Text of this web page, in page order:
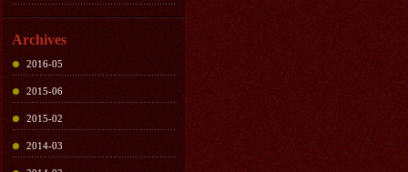
Archives
2016-05
2015-06
2015-02
2014-03